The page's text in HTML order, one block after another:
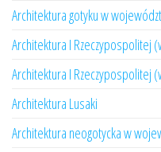
Architektura gotyku w
Architektura I Rzeczypospolitej
Architektura I Rzeczypospolitej
Architektura Lusaki
Architektura neogotycka w